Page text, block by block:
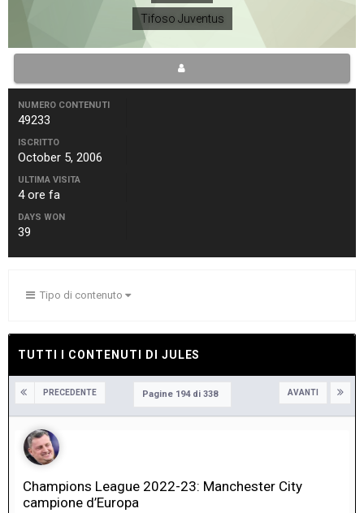
Tifoso Juventus
NUMERO CONTENUTI
49233
ISCRITTO
October 5, 2006
ULTIMA VISITA
4 ore fa
DAYS WON
39
Tipo di contenuto
TUTTI I CONTENUTI DI JULES
PRECEDENTE AVANTI
Pagine 194 di 338
Champions League 2022-23: Manchester City
campione d’Europa